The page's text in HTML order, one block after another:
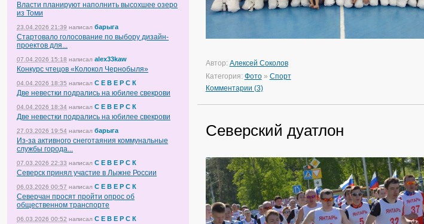
Власти планируют наполнить высохшее озеро
из Томи
23.04.2026 21:39 написал барыга
Стартовало голосование по выбору дизайн-
проектов для...
07.04.2026 15:18 написал alex33kaw
Конкурс чтецов «Колокол Чернобыля»
04.04.2026 18:35 написал С Е В Е Р С К
Две невестки подрались на юбилее свекрови
04.04.2026 18:34 написал С Е В Е Р С К
Две невестки подрались на юбилее свекрови
27.03.2026 19:54 написал барыга
Из-за активного снеготаяния коммунальные
службы города...
07.03.2026 22:33 написал С Е В Е Р С К
Северск принял участие в Лыжне России
06.03.2026 00:57 написал С Е В Е Р С К
Северчан просят пройти опрос об
общественном транспорте
06.03.2026 00:52 написал С Е В Е Р С К
Автор: Алексей Соколов
Категория: Фото» Спорт
Комментарии (3)
Северский дуатлон